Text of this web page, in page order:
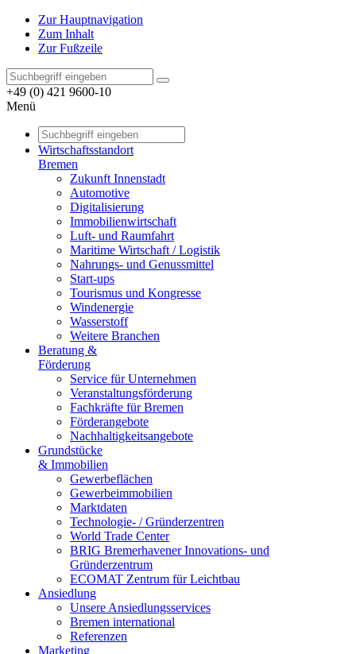
Zur Hauptnavigation
Zum Inhalt
Zur Fußzeile
+49 (0) 421 9600-10
Menü
Wirtschaftsstandort
Bremen
Zukunft Innenstadt
Automotive
Digitalisierung
Immobilienwirtschaft
Luft- und Raumfahrt
Maritime Wirtschaft / Logistik
Nahrungs- und Genussmittel
Start-ups
Tourismus und Kongresse
Windenergie
Wasserstoff
Weitere Branchen
Beratung &
Förderung
Service für Unternehmen
Veranstaltungsförderung
Fachkräfte für Bremen
Förderangebote
Nachhaltigkeitsangebote
Grundstücke
& Immobilien
Gewerbeflächen
Gewerbeimmobilien
Marktdaten
Technologie- / Gründerzentren
World Trade Center
BRIG Bremerhavener Innovations- und
Gründerzentrum
ECOMAT Zentrum für Leichtbau
Ansiedlung
Unsere Ansiedlungsservices
Bremen international
Referenzen
Marketing